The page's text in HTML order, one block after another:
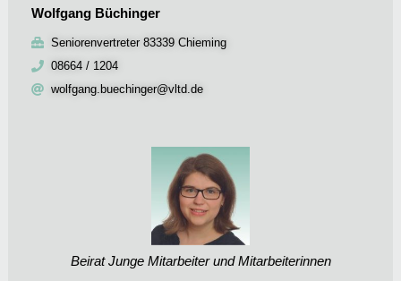
Wolfgang Büchinger
Seniorenvertreter 83339 Chieming
08664 / 1204
wolfgang.buechinger@vltd.de
Beirat Junge Mitarbeiter und Mitarbeiterinnen